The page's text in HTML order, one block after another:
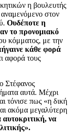
η βουλευτής
στον
Ουδέποτε η
το προνομιακό
κόμματος, με την
κάθε φορά
αφορά τους
Στέφανος
αυτά. Μέχρι
τόνισε πως «η δική
ακόμα μεγαλύτερη
αυτοκριτική, να